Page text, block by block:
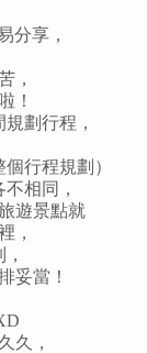
分享，
，
！
劃行程，
行程規劃）
相同，
遊景點就
，
妥當！
久，